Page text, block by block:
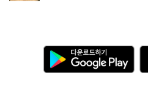
다
운
로